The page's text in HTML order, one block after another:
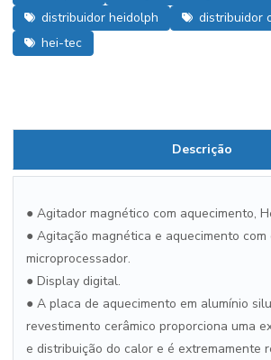
distribuidor heidolph
distribuidor
hei-tec
Descrição
● Agitador magnético com aquecimento,
● Agitação magnética e aquecimento
microprocessador.
● Display digital.
● A placa de aquecimento em alumínio
revestimento cerâmico proporciona uma
e distribuição do calor e é extremamente